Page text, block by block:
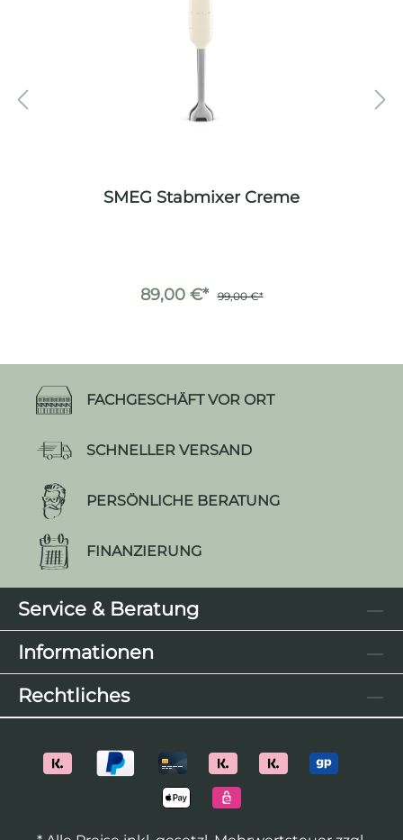
SMEG Stabmixer Creme
89,00 €* 99,00 €*
FACHGESCHÄFT VOR ORT
SCHNELLER VERSAND
PERSÖNLICHE BERATUNG
FINANZIERUNG
Service & Beratung
Informationen
Rechtliches